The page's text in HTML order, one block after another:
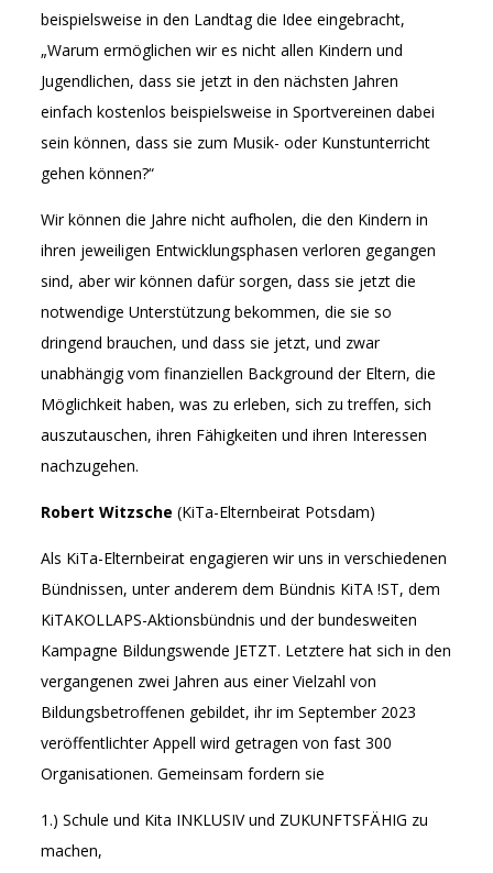
beispielsweise in den Landtag die Idee eingebracht,
„Warum ermöglichen wir es nicht allen Kindern und
Jugendlichen, dass sie jetzt in den nächsten Jahren
einfach kostenlos beispielsweise in Sportvereinen dabei
sein können, dass sie zum Musik- oder Kunstunterricht
gehen können?“
Wir können die Jahre nicht aufholen, die den Kindern in
ihren jeweiligen Entwicklungsphasen verloren gegangen
sind, aber wir können dafür sorgen, dass sie jetzt die
notwendige Unterstützung bekommen, die sie so
dringend brauchen, und dass sie jetzt, und zwar
unabhängig vom finanziellen Background der Eltern, die
Möglichkeit haben, was zu erleben, sich zu treffen, sich
auszutauschen, ihren Fähigkeiten und ihren Interessen
nachzugehen.
Robert Witzsche (KiTa-Elternbeirat Potsdam)
Als KiTa-Elternbeirat engagieren wir uns in verschiedenen
Bündnissen, unter anderem dem Bündnis KiTA !ST, dem
KiTAKOLLAPS-Aktionsbündnis und der bundesweiten
Kampagne Bildungswende JETZT. Letztere hat sich in den
vergangenen zwei Jahren aus einer Vielzahl von
Bildungsbetroffenen gebildet, ihr im September 2023
veröffentlichter Appell wird getragen von fast 300
Organisationen. Gemeinsam fordern sie
1.) Schule und Kita INKLUSIV und ZUKUNFTSFÄHIG zu
machen,